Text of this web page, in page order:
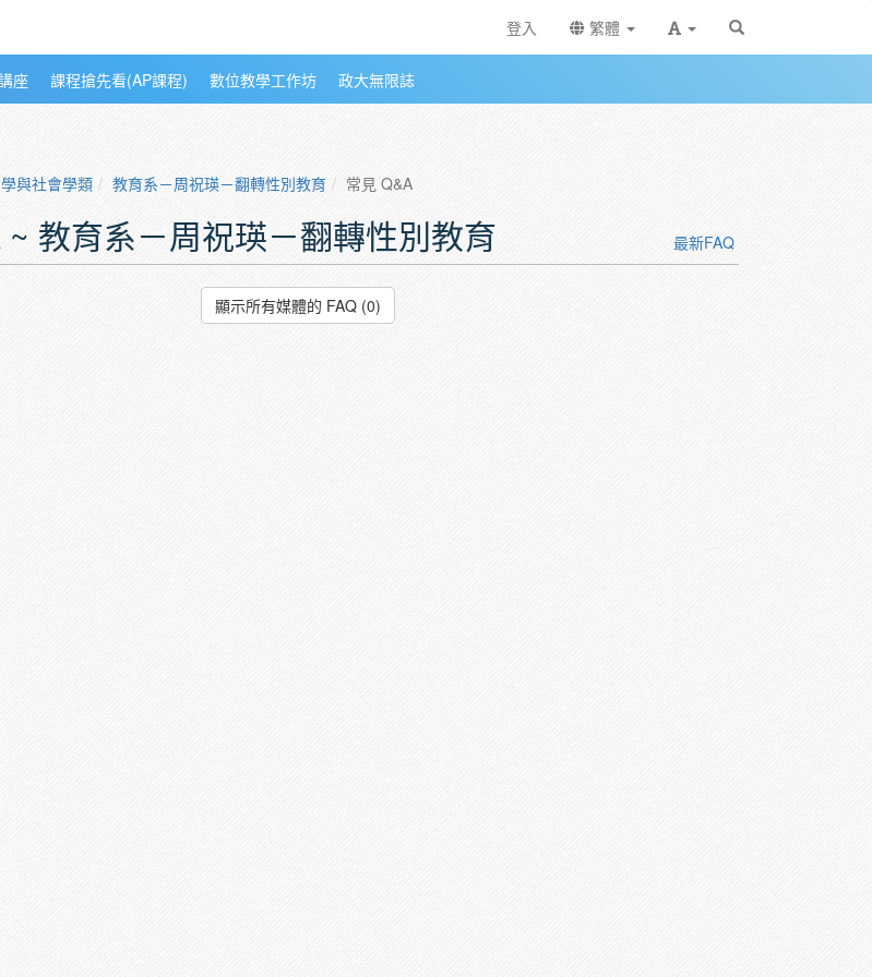
登入 繁體
座 課程搶先看(AP課程) 數位教學工作坊 政大無限誌
與社會學類 教育系－周祝瑛－翻轉性別教育 常見 Q&A
~ 教育系－周祝瑛－翻轉性別教育 最新FAQ
顯示所有媒體的 FAQ (0)